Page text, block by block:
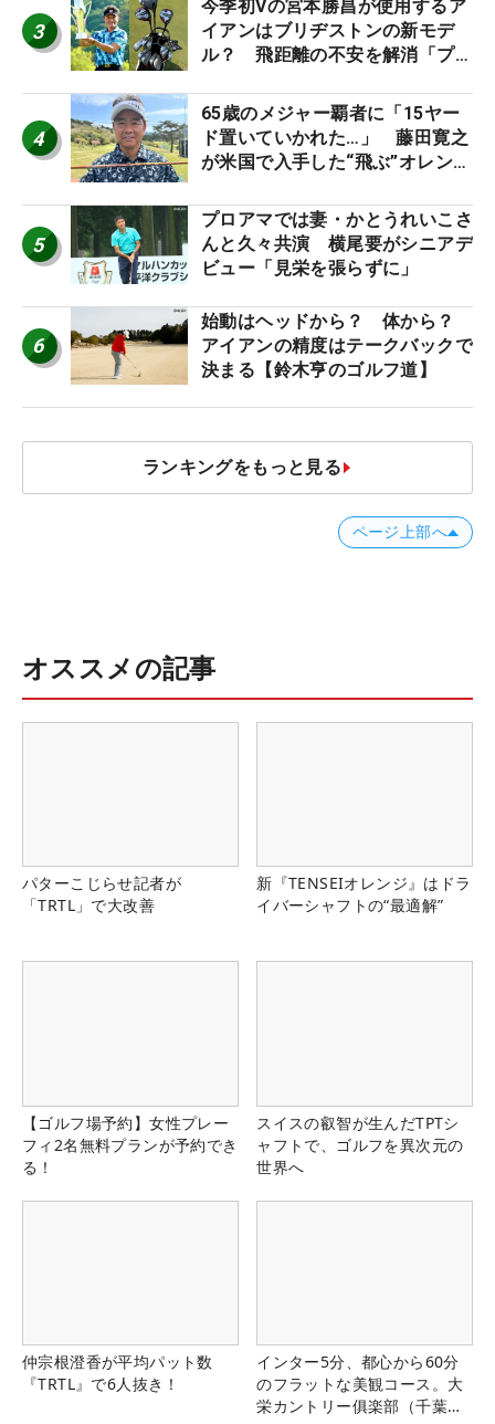
3
今季初Vの宮本勝昌が使用するア
イアンはブリヂストンの新モデ
ル？ 飛距離の不安を解消「プラ
4
65歳のメジャー覇者に「15ヤー
ド置いていかれた…」 藤田寛之
が米国で入手した“飛ぶ”オレンジ
5
プロアマでは妻・かとうれいこさ
んと久々共演 横尾要がシニアデ
ビュー「見栄を張らずに」
6
始動はヘッドから？ 体から？
アイアンの精度はテークバックで
決まる【鈴木亨のゴルフ道】
ランキングをもっと見る
ページ上部へ
オススメの記事
パターこじらせ記者が
「TRTL」で大改善
新『TENSEIオレンジ』はドラ
イバーシャフトの“最適解”
【ゴルフ場予約】女性プレー
フィ2名無料プランが予約でき
る！
スイスの叡智が生んだTPTシ
ャフトで、ゴルフを異次元の
世界へ
仲宗根澄香が平均パット数
『TRTL』で6人抜き！
インター5分、都心から60分
のフラットな美観コース。大
栄カントリー俱楽部（千葉